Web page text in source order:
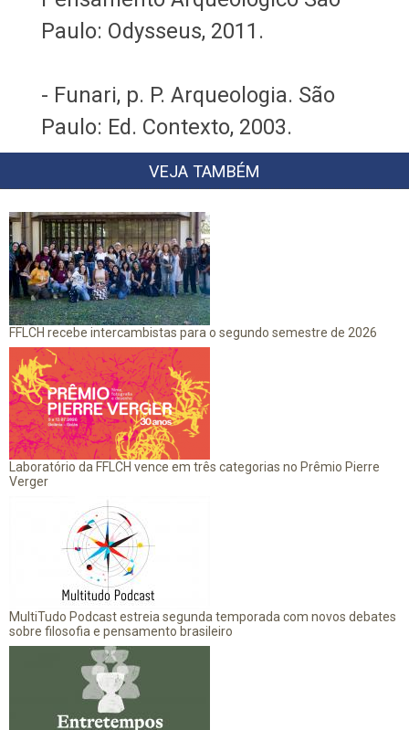
Paulo: Odysseus, 2011.
- Funari, p. P. Arqueologia. São
Paulo: Ed. Contexto, 2003.
VEJA TAMBÉM
FFLCH recebe intercambistas para o segundo semestre de 2026
Laboratório da FFLCH vence em três categorias no Prêmio Pierre
Verger
MultiTudo Podcast estreia segunda temporada com novos debates
sobre filosofia e pensamento brasileiro